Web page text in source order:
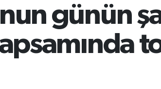
günün